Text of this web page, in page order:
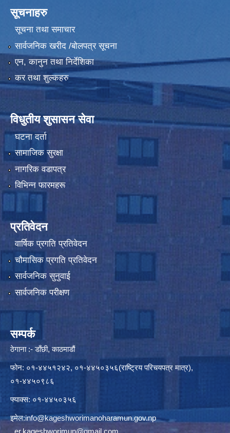
सूचनाहरु
सूचना तथा समाचार
सार्वजनिक खरीद /बोलपत्र सूचना
एन, कानुन तथा निर्देशिका
कर तथा शुल्कहरु
विधुतीय शुसासन सेवा
घटना दर्ता
सामाजिक सुरक्षा
नागरिक वडापत्र
विभिन्न फारमहरू
प्रतिवेदन
वार्षिक प्रगति प्रतिवेदन
चौमासिक प्रगति प्रतिवेदन
सार्वजनिक सुनुवाई
सार्वजनिक परीक्षण
सम्पर्क
ठेगाना :- डाँछी, काठमाडौं
फोन: ०१-४४५१२४२, ०१-४४५०३५६(राष्ट्रिय परिचयपत्र मात्र),
०१-४४५०९८६
फ्याक्स: ०१-४४५०३५६
इमेल:info@kageshworimanoharamun.gov.np
er.kageshworimun@gmail.com